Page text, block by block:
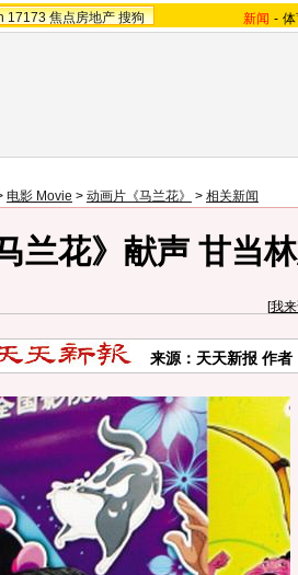
17173 焦点房地产 搜狗 新闻 -
电影 Movie > 动画片《马兰花》 > 相关新闻
兰花》献声 甘当
[我
来源： 天天新报 作者